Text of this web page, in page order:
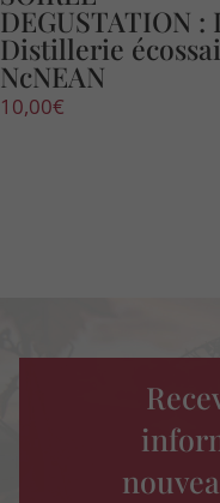
DEGUSTATION :
Distillerie
NcNEAN
10,00€